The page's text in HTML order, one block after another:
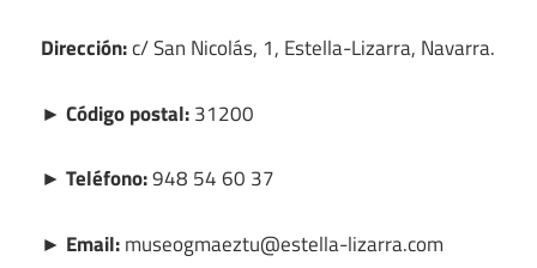
Dirección:c/ San Nicolás, 1, Estella-Lizarra, Navarra.
► Código postal:31200
► Teléfono:948 54 60 37
► Email:museogmaeztu@estella-lizarra.com